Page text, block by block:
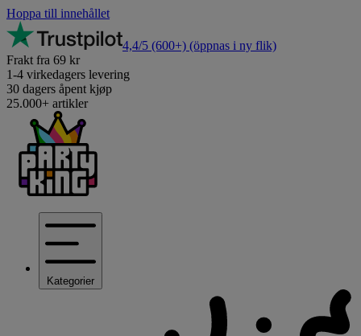
Hoppa till innehållet
4,4/5 (600+) (öppnas i ny flik)
Frakt fra 69 kr
1-4 virkedagers levering
30 dagers åpent kjøp
25.000+ artikler
Kategorier